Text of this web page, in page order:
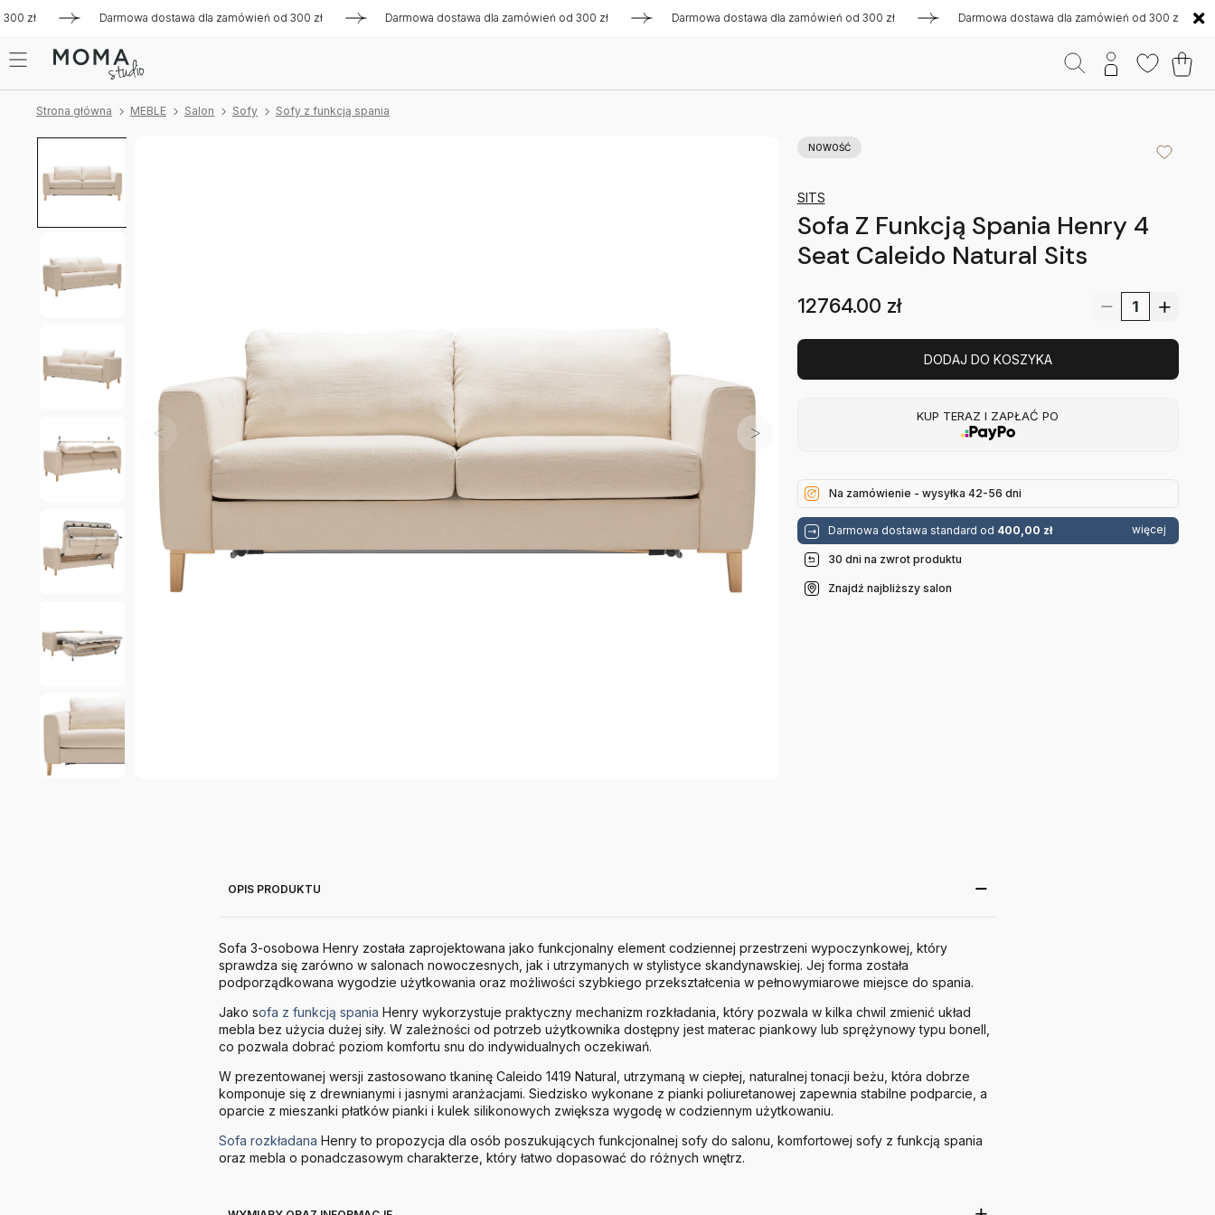
Darmowa dostawa dla zamówień od 300 zł Darmowa dostawa dla zamówień od 300 zł Darmowa dostawa dla zamówień od 300 zł Darmowa dostawa dla zamówień od 300 zł
Strona główna MEBLE Salon Sofy Sofy z funkcją spania
NOWOŚĆ
SITS
Sofa Z Funkcją Spania Henry 4
Seat Caleido Natural Sits
12764.00 zł
DODAJ DO KOSZYKA
KUP TERAZ I ZAPŁAĆ PO
Na zamówienie - wysyłka 42-56 dni
Darmowa dostawa standard od 400,00 zł więcej
30 dni na zwrot produktu
Znajdź najbliższy salon
OPIS PRODUKTU
Sofa 3-osobowa Henry została zaprojektowana jako funkcjonalny element codziennej przestrzeni wypoczynkowej, który
sprawdza się zarówno w salonach nowoczesnych, jak i utrzymanych w stylistyce skandynawskiej. Jej forma została
podporządkowana wygodzie użytkowania oraz możliwości szybkiego przekształcenia w pełnowymiarowe miejsce do spania.
Jako sofa z funkcją spania Henry wykorzystuje praktyczny mechanizm rozkładania, który pozwala w kilka chwil zmienić układ
mebla bez użycia dużej siły. W zależności od potrzeb użytkownika dostępny jest materac piankowy lub sprężynowy typu bonell,
co pozwala dobrać poziom komfortu snu do indywidualnych oczekiwań.
W prezentowanej wersji zastosowano tkaninę Caleido 1419 Natural, utrzymaną w ciepłej, naturalnej tonacji beżu, która dobrze
komponuje się z drewnianymi i jasnymi aranżacjami. Siedzisko wykonane z pianki poliuretanowej zapewnia stabilne podparcie, a
oparcie z mieszanki płatków pianki i kulek silikonowych zwiększa wygodę w codziennym użytkowaniu.
Sofa rozkładana Henry to propozycja dla osób poszukujących funkcjonalnej sofy do salonu, komfortowej sofy z funkcją spania
oraz mebla o ponadczasowym charakterze, który łatwo dopasować do różnych wnętrz.